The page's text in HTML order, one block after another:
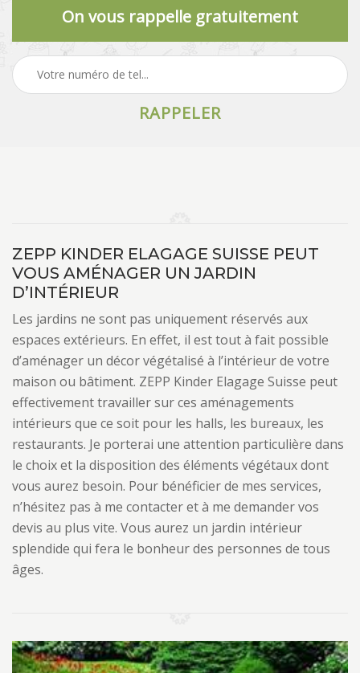
On vous rappelle gratuitement
ZEPP KINDER ELAGAGE SUISSE PEUT
VOUS AMÉNAGER UN JARDIN
D’INTÉRIEUR
Les jardins ne sont pas uniquement réservés aux
espaces extérieurs. En effet, il est tout à fait possible
d’aménager un décor végétalisé à l’intérieur de votre
maison ou bâtiment. ZEPP Kinder Elagage Suisse peut
effectivement travailler sur ces aménagements
intérieurs que ce soit pour les halls, les bureaux, les
restaurants. Je porterai une attention particulière dans
le choix et la disposition des éléments végétaux dont
vous aurez besoin. Pour bénéficier de mes services,
n’hésitez pas à me contacter et à me demander vos
devis au plus vite. Vous aurez un jardin intérieur
splendide qui fera le bonheur des personnes de tous
âges.